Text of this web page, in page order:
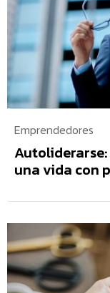
Emprendedores
una vida con